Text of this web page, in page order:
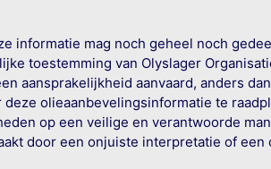
informatie mag noch geheel noch
toestemming van Olyslager
aansprakelijkheid aanvaard, anders
olieaanbevelingsinformatie te
op een veilige en verantwoorde
door een onjuiste interpretatie of